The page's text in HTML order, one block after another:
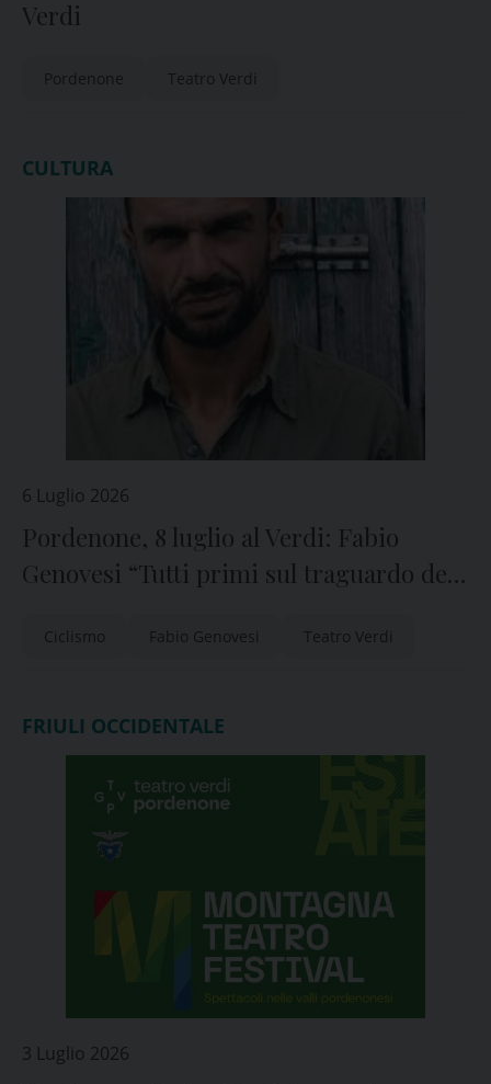
Verdi
Pordenone Teatro Verdi
CULTURA
6 Luglio 2026
Pordenone, 8 luglio al Verdi: Fabio
Genovesi “Tutti primi sul traguardo del
Ciclismo Fabio Genovesi Teatro Verdi
FRIULI OCCIDENTALE
3 Luglio 2026